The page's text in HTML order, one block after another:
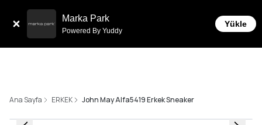
Marka Park
Powered By Yuddy
Yükle
Ana Sayfa ERKEK John May Alfa5419 Erkek Sneaker